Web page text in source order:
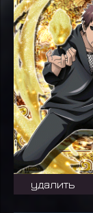
удалить